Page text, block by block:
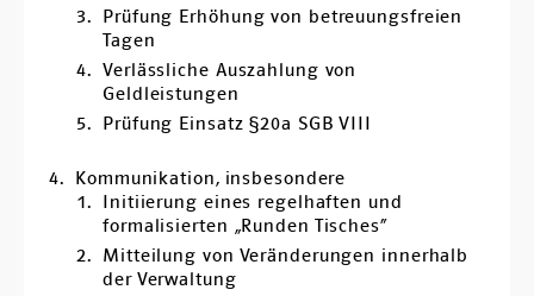
Prüfung Erhöhung von betreuungsfreien
Tagen
Verlässliche Auszahlung von
Geldleistungen
Prüfung Einsatz §20a SGB VIII
Kommunikation, insbesondere
Initiierung eines regelhaften und
formalisierten „Runden Tisches“
Mitteilung von Veränderungen innerhalb
der Verwaltung